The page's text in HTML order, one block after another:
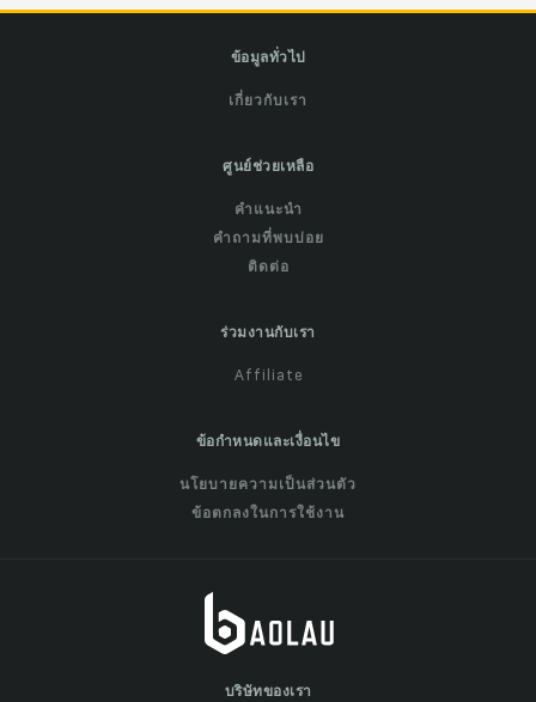
ข้อมูลทั่วไป
เกี่ยวกับเรา
ศูนย์ช่วยเหลือ
คำแนะนำ
คำถามที่พบบ่อย
ติดต่อ
ร่วมงานกับเรา
Affiliate
ข้อกำหนดและเงื่อนไข
นโยบายความเป็นส่วนตัว
ข้อตกลงในการใช้งาน
บริษัทของเรา